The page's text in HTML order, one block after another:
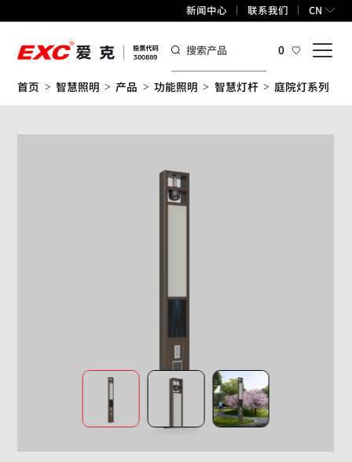
新闻中心 联系我们 CN
0
首页 > 智慧照明 > 产品 > 功能照明 > 智慧灯杆 > 庭院灯系列